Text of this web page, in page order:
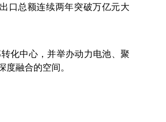
口总额连续两年突破万亿元大
化中心，并举办动力电池、聚
融合的空间。